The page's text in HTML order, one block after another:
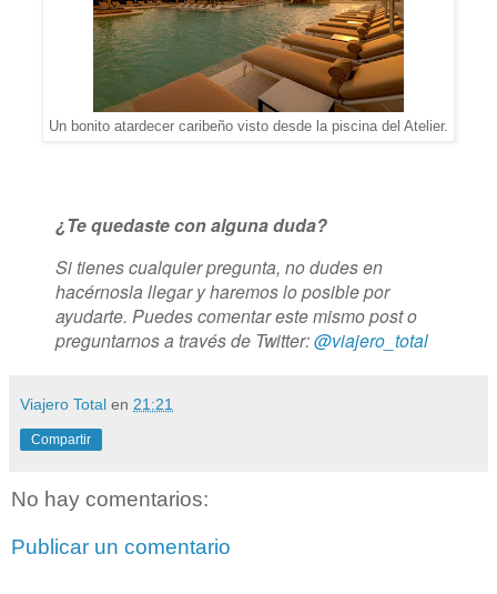
Un bonito atardecer caribeño visto desde la piscina del Atelier.
¿Te quedaste con alguna duda?
Si tienes cualquier pregunta, no dudes en
hacérnosla llegar y haremos lo posible por
ayudarte. Puedes comentar este mismo post o
preguntarnos a través de Twitter:@viajero_total
Viajero Total en 21:21
Compartir
No hay comentarios:
Publicar un comentario